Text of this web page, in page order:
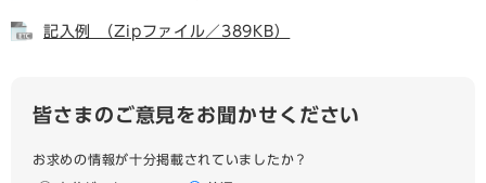
記入例 （Zipファイル／389KB）
皆さまのご意見をお聞かせください
お求めの情報が十分掲載されていましたか？